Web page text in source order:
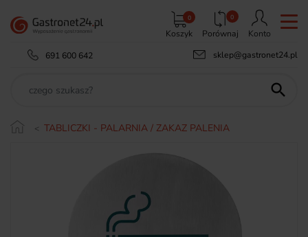
Koszyk
0 0
Porównaj
Konto
691 600 642
sklep@gastronet24.pl

TABLICZKI - PALARNIA / ZAKAZ PALENIA